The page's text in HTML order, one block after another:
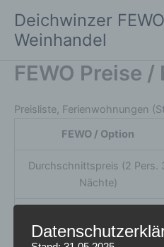
Inhalt
springen
Deichwinzer
Weinhandel
FEWO Preise /
Preisliste, Ferienwohnungen
FEWO / Option
Durchschnittspreis (2 Pers.
Nächte)
Nacht, jedoch nicht